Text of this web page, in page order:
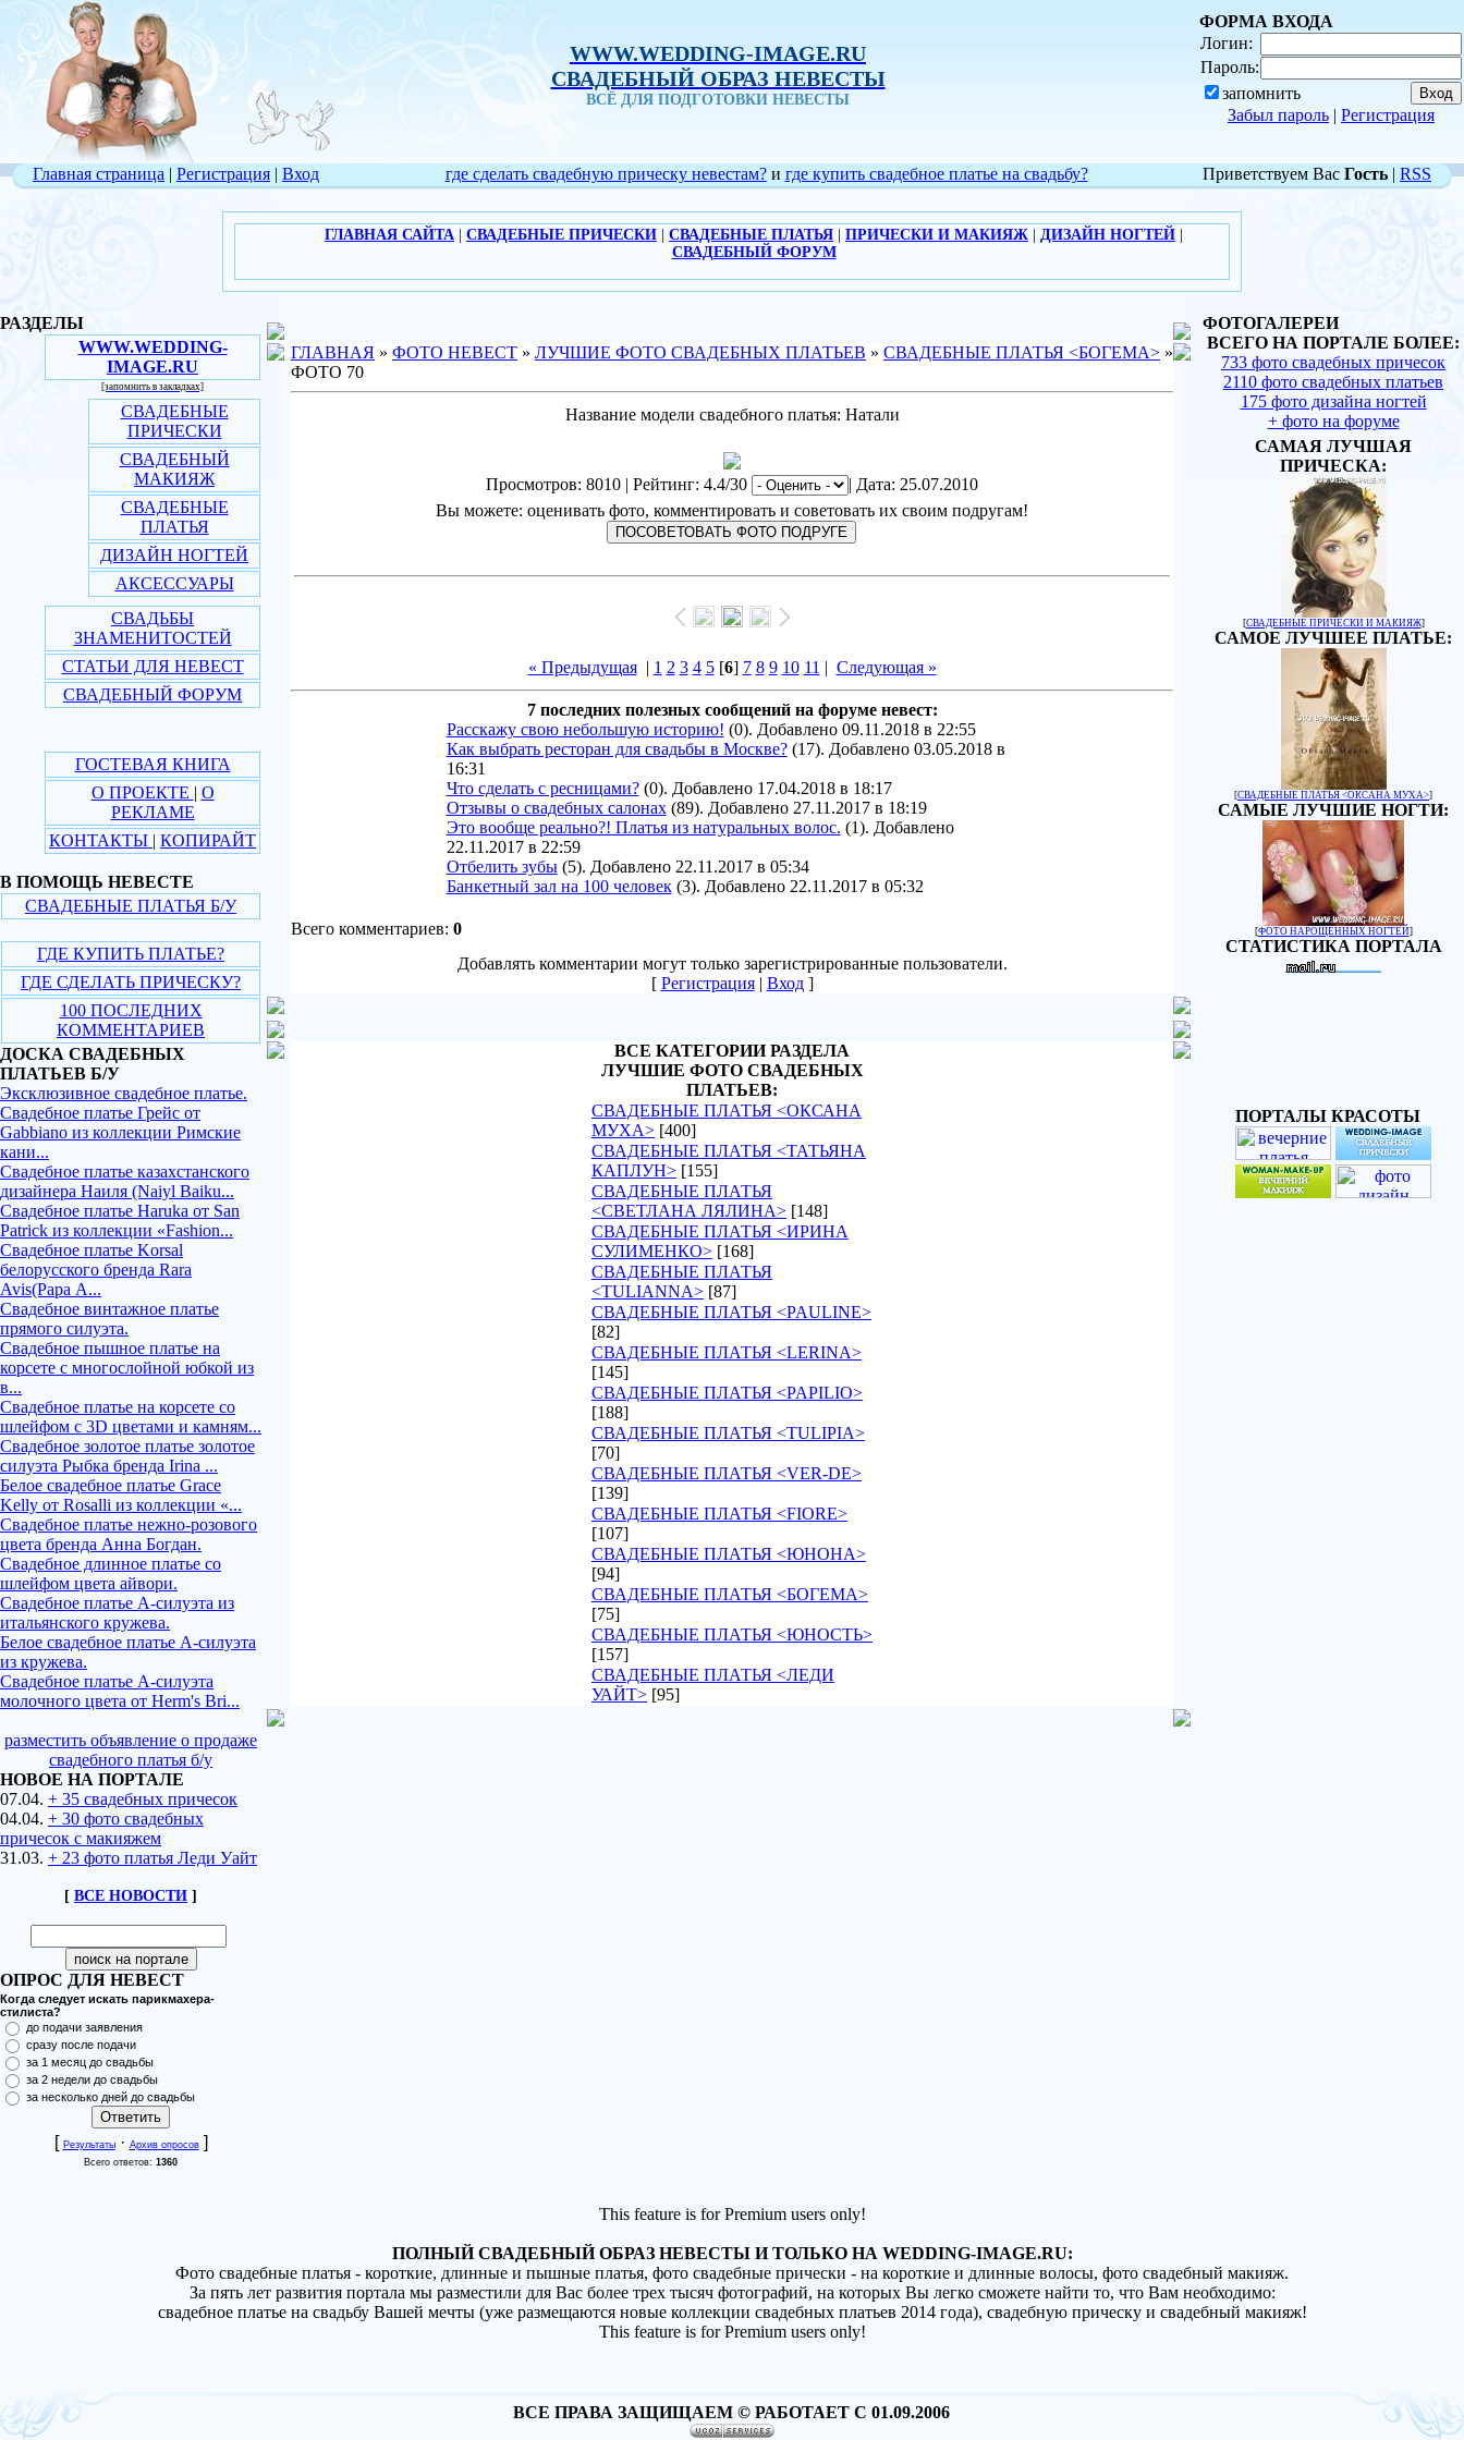
WWW.WEDDING-IMAGE.RU
СВАДЕБНЫЙ ОБРАЗ НЕВЕСТЫ
ВСЁ ДЛЯ ПОДГОТОВКИ НЕВЕСТЫ
ФОРМА ВХОДА
Логин:
Пароль:
запомнить
Забыл пароль | Регистрация
Главная страница | Регистрация | Вход где сделать свадебную прическу невестам?и где купить свадебное платье на свадьбу? Приветствуем Вас Гость | RSS
ГЛАВНАЯ САЙТА СВАДЕБНЫЕ ПРИЧЕСКИ СВАДЕБНЫЕ ПЛАТЬЯ ПРИЧЕСКИ И МАКИЯЖ ДИЗАЙН НОГТЕЙ
СВАДЕБНЫЙ ФОРУМ
РАЗДЕЛЫ
WWW.WEDDING-
IMAGE.RU
[запомнить в закладках]
СВАДЕБНЫЕ
ПРИЧЕСКИ
СВАДЕБНЫЙ
МАКИЯЖ
СВАДЕБНЫЕ
ПЛАТЬЯ
ДИЗАЙН НОГТЕЙ
АКСЕССУАРЫ
СВАДЬБЫ
ЗНАМЕНИТОСТЕЙ
СТАТЬИ ДЛЯ НЕВЕСТ
СВАДЕБНЫЙ ФОРУМ
ГОСТЕВАЯ КНИГА
О ПРОЕКТЕ | О
РЕКЛАМЕ
КОНТАКТЫ | КОПИРАЙТ
В ПОМОЩЬ НЕВЕСТЕ
СВАДЕБНЫЕ ПЛАТЬЯ Б/У
ГДЕ КУПИТЬ ПЛАТЬЕ?
ГДЕ СДЕЛАТЬ ПРИЧЕСКУ?
100 ПОСЛЕДНИХ
КОММЕНТАРИЕВ
ДОСКА СВАДЕБНЫХ
ПЛАТЬЕВ Б/У
Эксклюзивное свадебное платье.
Свадебное платье Грейс от
Gabbiano из коллекции Римские
кани...
Свадебное платье казахстанского
дизайнера Наиля (Naiyl Baiku...
Свадебное платье Haruka от San
Patrick из коллекции «Fashion...
Свадебное платье Korsal
белорусского бренда Rara
Avis(Рара А...
Свадебное винтажное платье
прямого силуэта.
Свадебное пышное платье на
корсете с многослойной юбкой из
в...
Свадебное платье на корсете со
шлейфом с 3D цветами и камням...
Свадебное золотое платье золотое
силуэта Рыбка бренда Irina ...
Белое свадебное платье Grace
Kelly от Rosalli из коллекции «...
Свадебное платье нежно-розового
цвета бренда Анна Богдан.
Свадебное длинное платье со
шлейфом цвета айвори.
Свадебное платье А-силуэта из
итальянского кружева.
Белое свадебное платье А-силуэта
из кружева.
Свадебное платье А-силуэта
молочного цвета от Herm's Bri...
разместить объявление о продаже
свадебного платья б/у
НОВОЕ НА ПОРТАЛЕ
07.04. + 35 свадебных причесок
04.04. + 30 фото свадебных
причесок с макияжем
31.03. + 23 фото платья Леди Уайт
[ ВСЕ НОВОСТИ ]
ОПРОС ДЛЯ НЕВЕСТ
Когда следует искать парикмахера-
стилиста?
до подачи заявления
сразу после подачи
за 1 месяц до свадьбы
за 2 недели до свадьбы
за несколько дней до свадьбы
[ Результаты· Архив опросов]
Всего ответов: 1360
ГЛАВНАЯ » ФОТО НЕВЕСТ » ЛУЧШИЕ ФОТО СВАДЕБНЫХ ПЛАТЬЕВ » СВАДЕБНЫЕ ПЛАТЬЯ <БОГЕМА> »
ФОТО 70
Название модели свадебного платья: Натали
Просмотров: 8010 | Рейтинг: 4.4/30
| Дата: 25.07.2010
Вы можете: оценивать фото, комментировать и советовать их своим подругам!
« Предыдущая| 1 2 3 4 5[6] 7 8 9 10 11 | Следующая »
7 последних полезных сообщений на форуме невест:
Расскажу свою небольшую историю! (0). Добавлено 09.11.2018 в 22:55
Как выбрать ресторан для свадьбы в Москве?(17). Добавлено 03.05.2018 в
16:31
Что сделать с ресницами?(0). Добавлено 17.04.2018 в 18:17
Отзывы о свадебных салонах(89). Добавлено 27.11.2017 в 18:19
Это вообще реально?! Платья из натуральных волос. (1). Добавлено
22.11.2017 в 22:59
Отбелить зубы(5). Добавлено 22.11.2017 в 05:34
Банкетный зал на 100 человек(3). Добавлено 22.11.2017 в 05:32
Всего комментариев: 0
Добавлять комментарии могут только зарегистрированные пользователи.
[ Регистрация| Вход]
ВСЕ КАТЕГОРИИ РАЗДЕЛА
ЛУЧШИЕ ФОТО СВАДЕБНЫХ
ПЛАТЬЕВ:
СВАДЕБНЫЕ ПЛАТЬЯ <ОКСАНА
МУХА> [400]
СВАДЕБНЫЕ ПЛАТЬЯ <ТАТЬЯНА
КАПЛУН> [155]
СВАДЕБНЫЕ ПЛАТЬЯ
<СВЕТЛАНА ЛЯЛИНА> [148]
СВАДЕБНЫЕ ПЛАТЬЯ <ИРИНА
СУЛИМЕНКО> [168]
СВАДЕБНЫЕ ПЛАТЬЯ
<TULIANNA> [87]
СВАДЕБНЫЕ ПЛАТЬЯ <PAULINE>
[82]
СВАДЕБНЫЕ ПЛАТЬЯ <LERINA>
[145]
СВАДЕБНЫЕ ПЛАТЬЯ <PAPILIO>
[188]
СВАДЕБНЫЕ ПЛАТЬЯ <TULIPIA>
[70]
СВАДЕБНЫЕ ПЛАТЬЯ <VER-DE>
[139]
СВАДЕБНЫЕ ПЛАТЬЯ <FIORE>
[107]
СВАДЕБНЫЕ ПЛАТЬЯ <ЮНОНА>
[94]
СВАДЕБНЫЕ ПЛАТЬЯ <БОГЕМА>
[75]
СВАДЕБНЫЕ ПЛАТЬЯ <ЮНОСТЬ>
[157]
СВАДЕБНЫЕ ПЛАТЬЯ <ЛЕДИ
УАЙТ> [95]
ФОТОГАЛЕРЕИ
ВСЕГО НА ПОРТАЛЕ БОЛЕЕ:
733 фото свадебных причесок
2110 фото свадебных платьев
175 фото дизайна ногтей
+ фото на форуме
САМАЯ ЛУЧШАЯ
ПРИЧЕСКА:
[СВАДЕБНЫЕ ПРИЧЕСКИ И МАКИЯЖ]
САМОЕ ЛУЧШЕЕ ПЛАТЬЕ:
[СВАДЕБНЫЕ ПЛАТЬЯ <ОКСАНА МУХА>]
САМЫЕ ЛУЧШИЕ НОГТИ:
[ФОТО НАРОЩЕННЫХ НОГТЕЙ]
СТАТИСТИКА ПОРТАЛА
ПОРТАЛЫ КРАСОТЫ
This feature is for Premium users only!
ПОЛНЫЙ СВАДЕБНЫЙ ОБРАЗ НЕВЕСТЫ И ТОЛЬКО НА WEDDING-IMAGE.RU:
Фото свадебные платья - короткие, длинные и пышные платья, фото свадебные прически - на короткие и длинные волосы, фото свадебный макияж.
За пять лет развития портала мы разместили для Вас более трех тысяч фотографий, на которых Вы легко сможете найти то, что Вам необходимо:
свадебное платье на свадьбу Вашей мечты (уже размещаются новые коллекции свадебных платьев 2014 года), свадебную прическу и свадебный макияж!
This feature is for Premium users only!
ВСЕ ПРАВА ЗАЩИЩАЕМ © РАБОТАЕТ С 01.09.2006